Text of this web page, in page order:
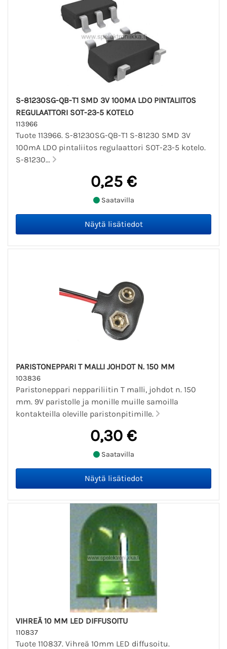
S-81230SG-QB-T1 SMD 3V 100MA LDO PINTALIITOS
REGULAATTORI SOT-23-5 KOTELO
113966
Tuote 113966. S-81230SG-QB-T1 S-81230 SMD 3V
100mA LDO pintaliitos regulaattori SOT-23-5 kotelo.
S-81230...
0,25 €
Saatavilla
PARISTONEPPARI T MALLI JOHDOT N. 150 MM
103836
Paristoneppari neppariliitin T malli, johdot n. 150
mm. 9V paristolle ja monille muille samoilla
kontakteilla oleville paristonpitimille.
0,30 €
Saatavilla
VIHREÄ 10 MM LED DIFFUSOITU
110837
Tuote 110837. Vihreä 10mm LED diffusoitu.